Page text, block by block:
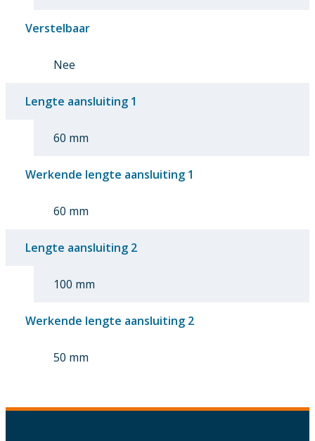
Verstelbaar
Nee
Lengte aansluiting 1
60 mm
Werkende lengte aansluiting 1
60 mm
Lengte aansluiting 2
100 mm
Werkende lengte aansluiting 2
50 mm